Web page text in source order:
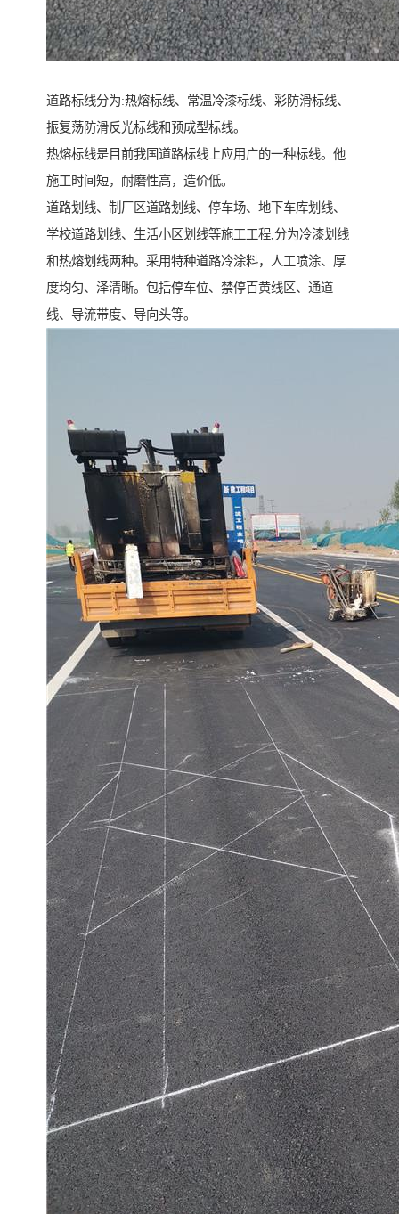
道路标线分为:热熔标线、常温冷漆标线、彩防滑标线、
振复荡防滑反光标线和预成型标线。
热熔标线是目前我国道路标线上应用广的一种标线。他
施工时间短，耐磨性高，造价低。
道路划线、制厂区道路划线、停车场、地下车库划线、
学校道路划线、生活小区划线等施工工程,分为冷漆划线
和热熔划线两种。采用特种道路冷涂料，人工喷涂、厚
度均匀、泽清晰。包括停车位、禁停百黄线区、通道
线、导流带度、导向头等。